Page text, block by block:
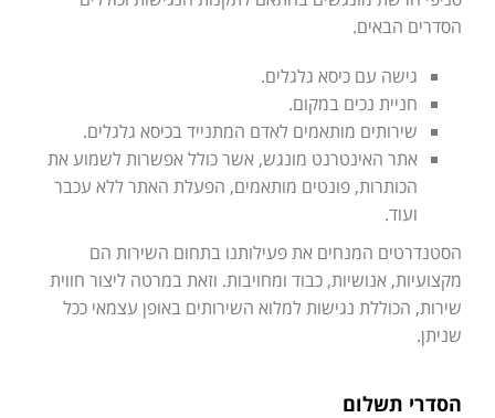
הסדרים הבאים.
גישה עם כיסא גלגלים.
חניית נכים במקום.
שירותים מותאמים לאדם המתנייד בכיסא גלגלים.
אתר האינטרנט מונגש, אשר כולל אפשרות לשמוע את
הכותרות, פונטים מותאמים, הפעלת האתר ללא עכבר
ועוד.
הסטנדרטים המנחים את פעילותנו בתחום השירות הם
מקצועיות, אנושיות, כבוד ומחויבות. וזאת במרטה ליצור חווית
שירות, הכוללת נגישות למלוא השירותים באופן עצמאי ככל
שניתן.
הסדרי תשלום